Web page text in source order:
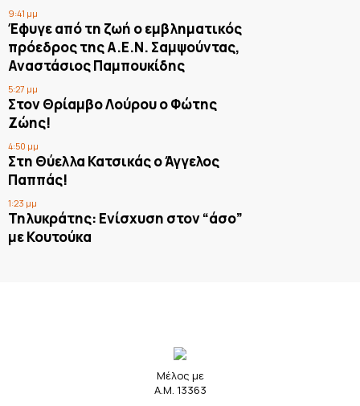
9:41 μμ
Έφυγε από τη ζωή ο εμβληματικός
πρόεδρος της Α.Ε.Ν. Σαμψούντας,
Αναστάσιος Παμπουκίδης
5:27 μμ
Στον Θρίαμβο Λούρου ο Φώτης
Ζώης!
4:50 μμ
Στη Θύελλα Κατσικάς ο Άγγελος
Παππάς!
1:23 μμ
Τηλυκράτης: Ενίσχυση στον “άσο”
με Κουτούκα
Μέλος με
Α.Μ. 13363